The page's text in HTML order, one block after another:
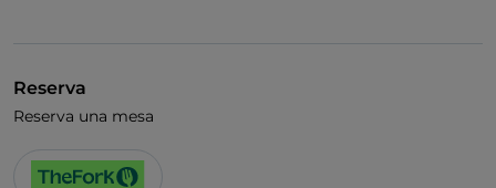
Reserva
Reserva una mesa